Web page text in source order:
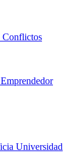
Conflictos
Universidad